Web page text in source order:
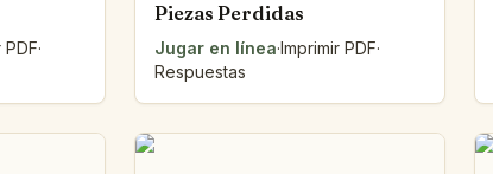
PDF·
Piezas Perdidas
Jugar en línea·Imprimir PDF·
Respuestas